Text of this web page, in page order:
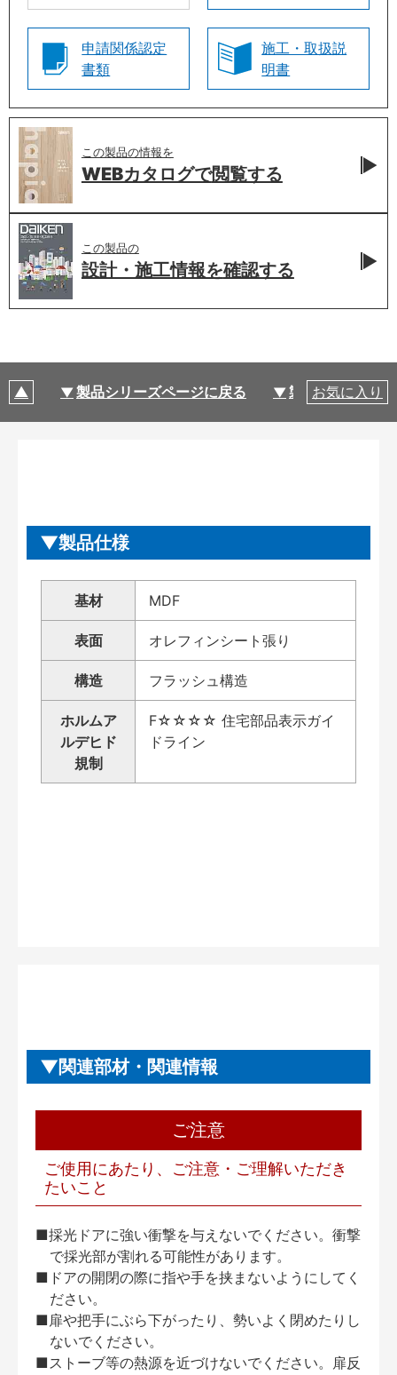
申請関係認定
書類
施工・取扱説
明書
この製品の情報を
WEBカタログで閲覧する
この製品の
設計・施工情報を確認する
製品シリーズページに戻る 製品仕様
お気に入り
製品仕様
基材 MDF
表面 オレフィンシート張り
構造 フラッシュ構造
ホルムア
ルデヒド
規制
F☆☆☆☆ 住宅部品表示ガイ
ドライン
関連部材・関連情報
ご注意
ご使用にあたり、ご注意・ご理解いただき
たいこと
■採光ドアに強い衝撃を与えないでください。衝撃
で採光部が割れる可能性があります。
■ドアの開閉の際に指や手を挟まないようにしてく
ださい。
■扉や把手にぶら下がったり、勢いよく閉めたりし
ないでください。
■ストーブ等の熱源を近づけないでください。扉反